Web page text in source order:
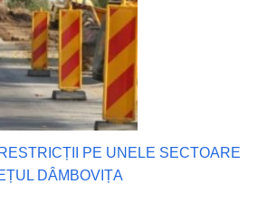
PE UNELE SECTOARE
DÂMBOVIȚA